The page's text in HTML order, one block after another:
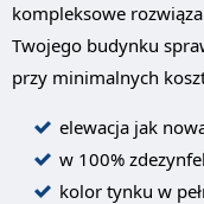
kompleksowe
Twojego budynku
przy minimalnych
elewacja jak
w 100%
kolor tynku w